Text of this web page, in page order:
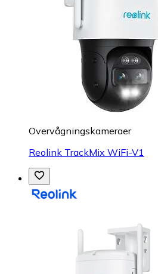
Overvågningskameraer
Reolink TrackMix WiFi-V1